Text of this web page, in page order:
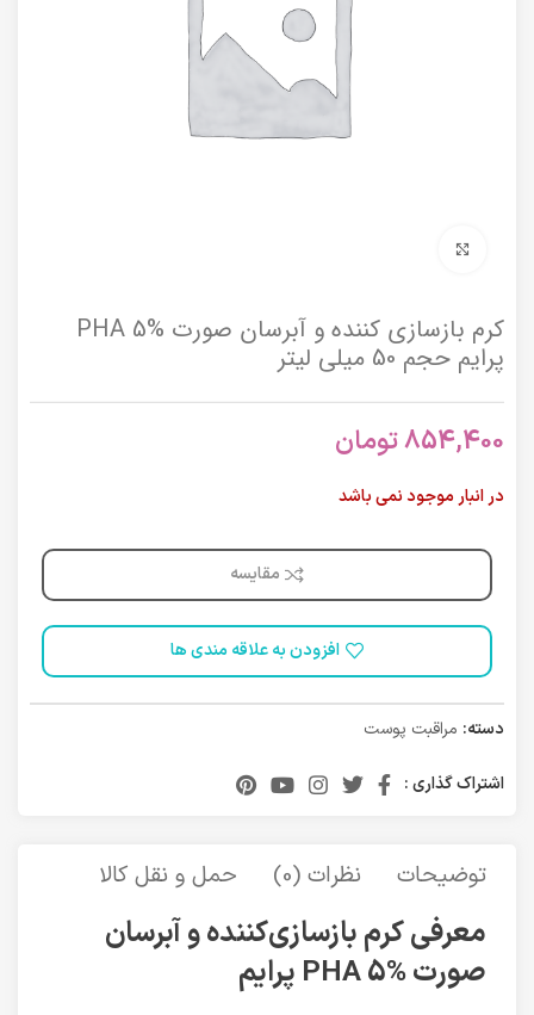
کرم بازسازی‌ کننده و آبرسان صورت PHA 5%
پرایم حجم 50 میلی لیتر
854,400تومان
در انبار موجود نمی باشد
مقایسه
افزودن به علاقه مندی ها
دسته: مراقبت پوست
اشتراک گذاری :
توضیحات نظرات (0) حمل و نقل کالا
معرفی کرم بازسازی‌کننده و آبرسان
صورت PHA 5% پرایم